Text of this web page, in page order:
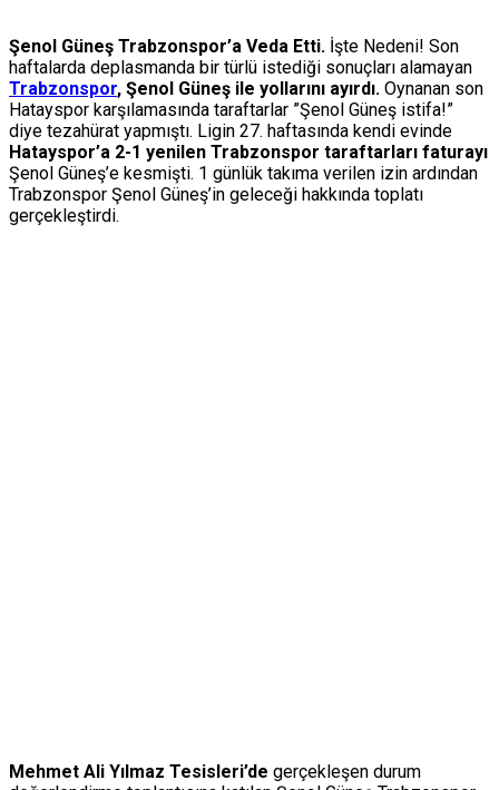
Şenol Güneş Trabzonspor’a Veda Etti. İşte Nedeni! Son
haftalarda deplasmanda bir türlü istediği sonuçları alamayan
Trabzonspor, Şenol Güneş ile yollarını ayırdı. Oynanan son
Hatayspor karşılamasında taraftarlar ”Şenol Güneş istifa!”
diye tezahürat yapmıştı. Ligin 27. haftasında kendi evinde
Hatayspor’a 2-1 yenilen Trabzonspor taraftarları faturayı
Şenol Güneş’e kesmişti. 1 günlük takıma verilen izin ardından
Trabzonspor Şenol Güneş’in geleceği hakkında toplatı
gerçekleştirdi.
Mehmet Ali Yılmaz Tesisleri’de gerçekleşen durum